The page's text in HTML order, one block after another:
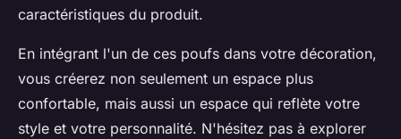
caractéristiques du produit.
En intégrant l'un de ces poufs dans votre décoration,
vous créerez non seulement un espace plus
confortable, mais aussi un espace qui reflète votre
style et votre personnalité. N'hésitez pas à explorer